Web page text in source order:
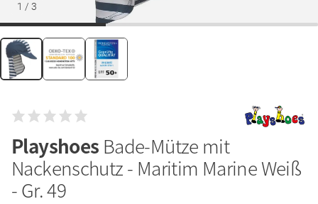
1 / 3
Playshoes Bade-Mütze mit
Nackenschutz - Maritim Marine Weiß
- Gr. 49